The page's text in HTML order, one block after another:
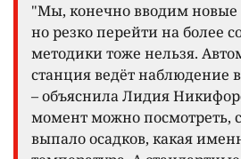
"Мы, конечно вводим новые
но резко перейти на более
методики тоже нельзя.
станция ведёт наблюдение
– объяснила Лидия
момент можно посмотреть,
выпало осадков, какая